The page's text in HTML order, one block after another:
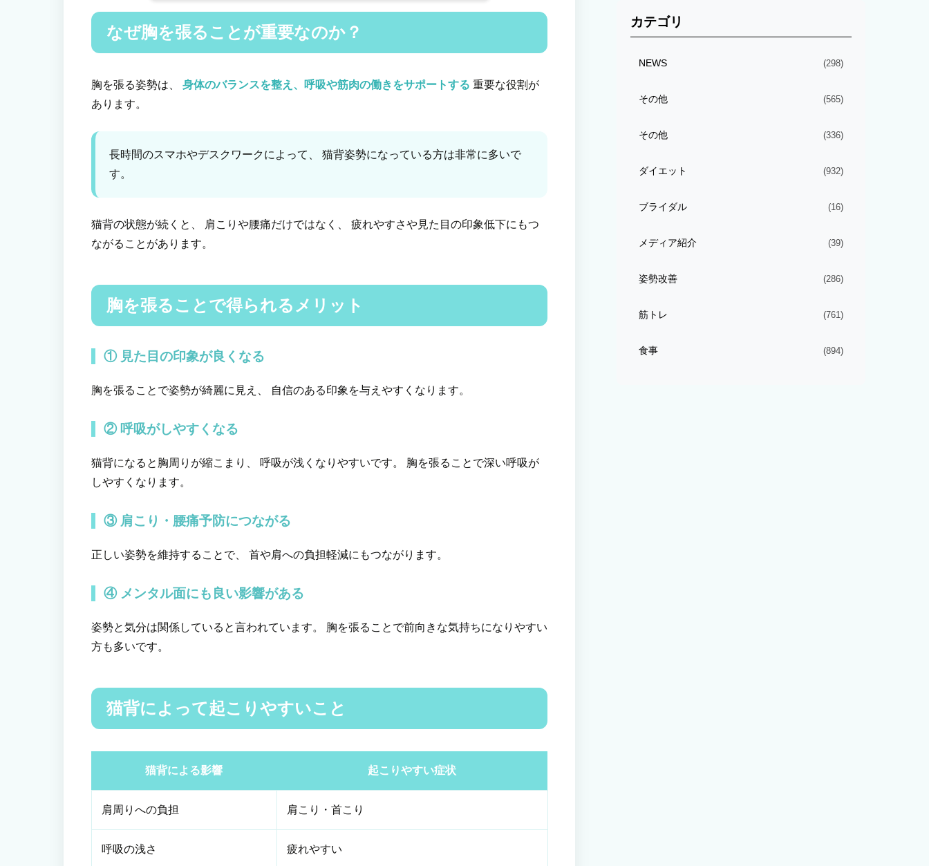
なぜ胸を張ることが重要なのか？
胸を張る姿勢は、 身体のバランスを整え、呼吸や筋肉の働きをサポートする 重要な役割が
あります。
長時間のスマホやデスクワークによって、 猫背姿勢になっている方は非常に多いで
す。
猫背の状態が続くと、 肩こりや腰痛だけではなく、 疲れやすさや見た目の印象低下にもつ
ながることがあります。
胸を張ることで得られるメリット
① 見た目の印象が良くなる
胸を張ることで姿勢が綺麗に見え、 自信のある印象を与えやすくなります。
② 呼吸がしやすくなる
猫背になると胸周りが縮こまり、 呼吸が浅くなりやすいです。 胸を張ることで深い呼吸が
しやすくなります。
③ 肩こり・腰痛予防につながる
正しい姿勢を維持することで、 首や肩への負担軽減にもつながります。
④ メンタル面にも良い影響がある
姿勢と気分は関係していると言われています。 胸を張ることで前向きな気持ちになりやすい
方も多いです。
猫背によって起こりやすいこと
猫背による影響 起こりやすい症状
肩周りへの負担 肩こり・首こり
呼吸の浅さ 疲れやすい
カテゴリ
NEWS (298)
その他 (565)
その他 (336)
ダイエット (932)
ブライダル (16)
メディア紹介 (39)
姿勢改善 (286)
筋トレ (761)
食事 (894)